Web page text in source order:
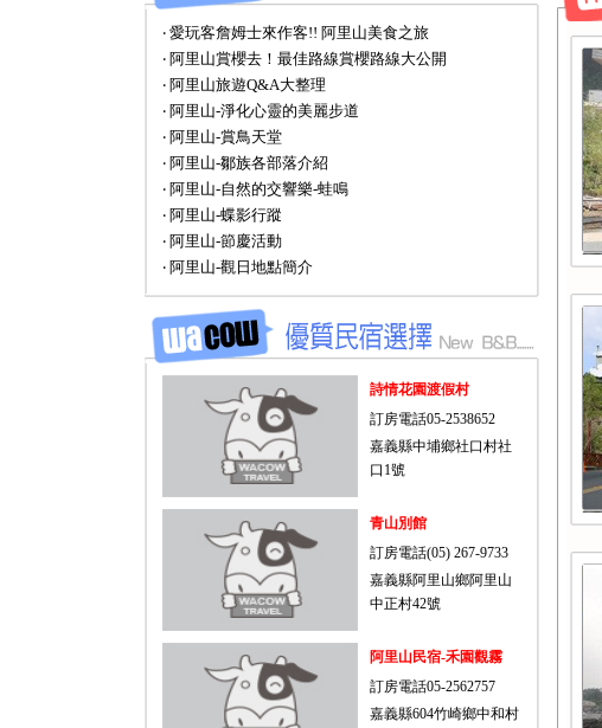
‧ 愛玩客詹姆士來作客!! 阿里山美食之旅
‧ 阿里山賞櫻去！最佳路線賞櫻路線大公開
‧ 阿里山旅遊Q&A大整理
‧ 阿里山-淨化心靈的美麗步道
‧ 阿里山-賞鳥天堂
‧ 阿里山-鄒族各部落介紹
‧ 阿里山-自然的交響樂-蛙鳴
‧ 阿里山-蝶影行蹤
‧ 阿里山-節慶活動
‧ 阿里山-觀日地點簡介
詩情花園渡假村
訂房電話05-2538652
嘉義縣中埔鄉社口村社
口1號
青山別館
訂房電話(05) 267-9733
嘉義縣阿里山鄉阿里山
中正村42號
阿里山民宿-禾園觀霧
訂房電話05-2562757
嘉義縣604竹崎鄉中和村